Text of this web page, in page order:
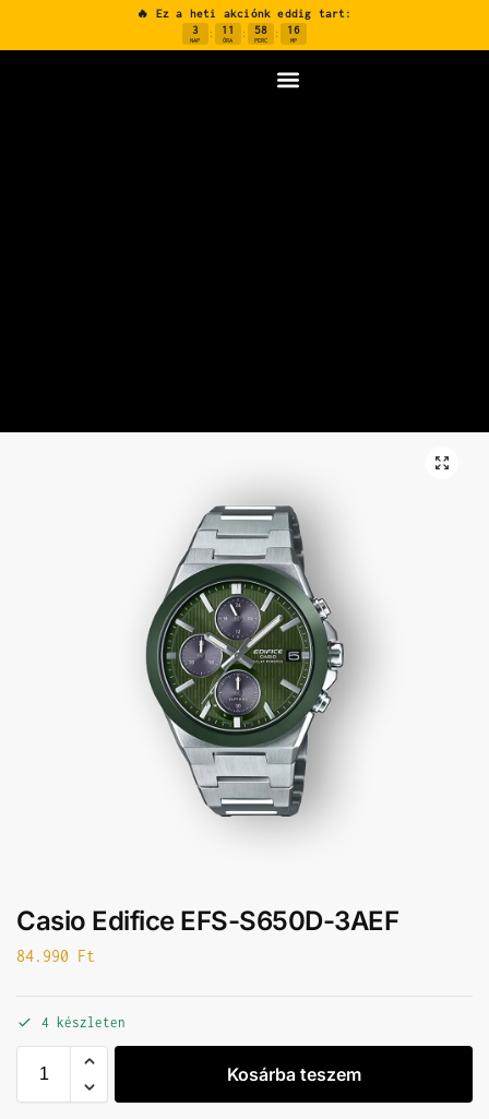
🔥 Ez a heti akciónk eddig tart:
3
NAP
: 11
ÓRA
: 58
PERC
: 15
MP
Casio Edifice EFS-S650D-3AEF
84.990 Ft
4 készleten
Kosárba teszem